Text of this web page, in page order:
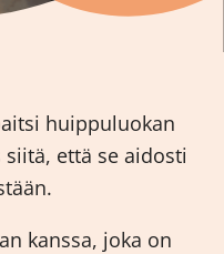
huippuluokan
että se aidosti
kanssa, joka on